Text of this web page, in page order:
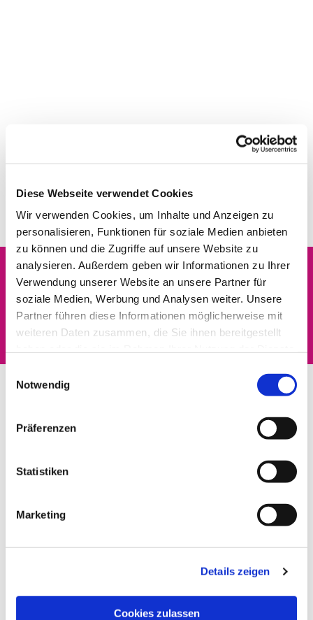
Diese Webseite verwendet Cookies
Wir verwenden Cookies, um Inhalte und Anzeigen zu
personalisieren, Funktionen für soziale Medien anbieten
zu können und die Zugriffe auf unsere Website zu
analysieren. Außerdem geben wir Informationen zu Ihrer
Verwendung unserer Website an unsere Partner für
soziale Medien, Werbung und Analysen weiter. Unsere
Partner führen diese Informationen möglicherweise mit
weiteren Daten zusammen, die Sie ihnen bereitgestellt
Notwendig
Präferenzen
Statistiken
Marketing
Details zeigen
Cookies zulassen
Dies könnte Sie auch
interessieren